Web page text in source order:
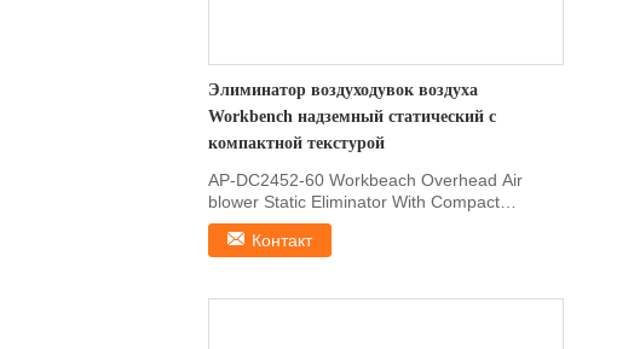
Элиминатор воздуходувок воздуха
Workbench надземный статический с
компактной текстурой
AP-DC2452-60 Workbeach Overhead Air
blower Static Eliminator With Compact
Structure 1, Features Fit ...
Контакт